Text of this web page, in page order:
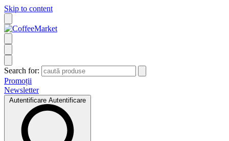
Skip to content
Search for:
Promoții
Newsletter
Autentificare Autentificare